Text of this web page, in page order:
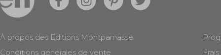
À propos des Editions Montparnasse
Conditions générales de vente